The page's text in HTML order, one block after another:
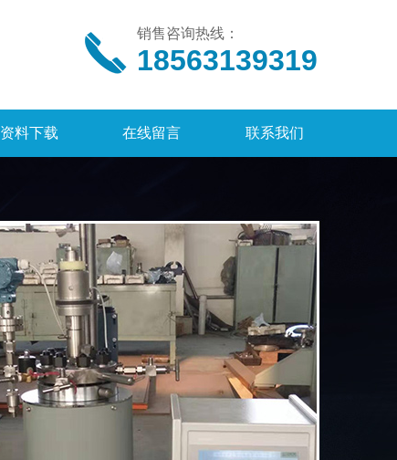
销售咨询热线：
18563139319
资料下载 在线留言 联系我们